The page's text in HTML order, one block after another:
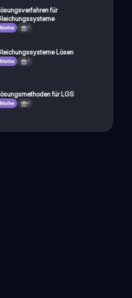
für
Mathe 7
Lösen
Mathe 7
für LGS
Mathe 9